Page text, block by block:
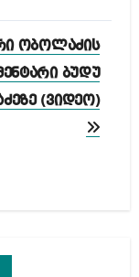
ობოლაძის
ბუდუ
(ვიდეო)